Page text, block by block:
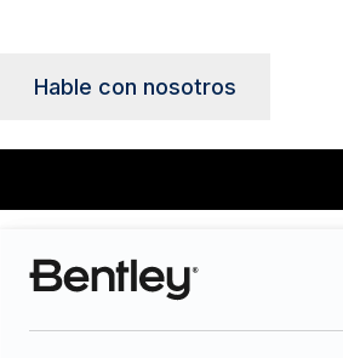
Hable con nosotros